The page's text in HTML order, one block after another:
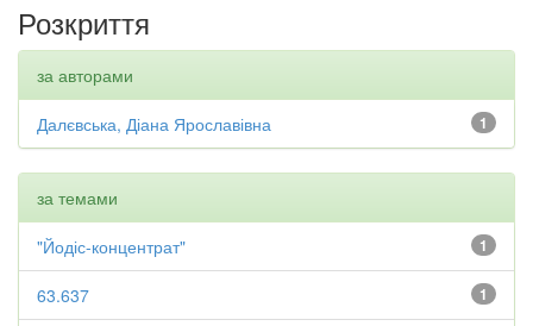
Розкриття
за авторами
1
Далєвська, Діана Ярославівна
за темами
1
"Йодіс-концентрат"
1
63.637